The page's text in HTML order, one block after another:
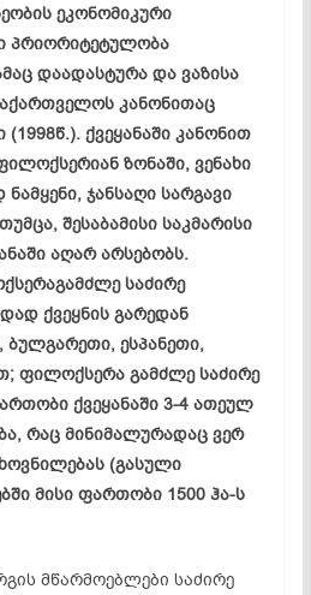
ეკონომიკური
პრიორიტეტულობა
დაადასტურა და ვაზისა
კანონითაც
(1998წ.). ქვეყანაში კანონით
ზონაში, ვენახი
ნამყენი, ჯანსაღი სარგავი
თუმცა, შესაბამისი საკმარისი
აღარარსებობს.
საძირე
ქვეყნის გარედან
ბულგარეთი, ესპანეთი,
ფილოქსერა გამძლე საძირე
ქვეყანაში 3-4 ათეულ
რაც მინიმალურადაც ვერ
(გასული
მისი ფართობი 1500 ჰა-ს
მწარმოებლები საძირე